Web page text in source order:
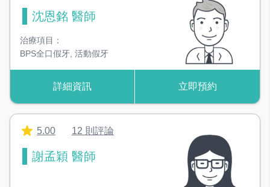
沈恩銘 醫師
治療項目：
BPS全口假牙 活動假牙
詳細資訊 立即預約
5.00 12 則評論
謝孟穎 醫師